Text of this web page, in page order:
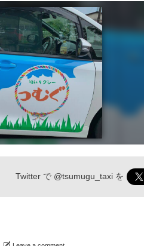
Twitter で @tsumugu_taxi を